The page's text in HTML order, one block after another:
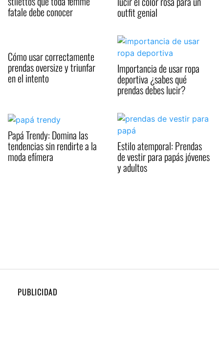
fatale debe conocer outfit genial
Cómo usar correctamente
prendas oversize y triunfar
en el intento
Importancia de usar ropa
deportiva ¿sabes qué
prendas debes lucir?
Papá Trendy: Domina las
tendencias sin rendirte a la
moda efímera
Estilo atemporal: Prendas
de vestir para papás jóvenes
y adultos
PUBLICIDAD